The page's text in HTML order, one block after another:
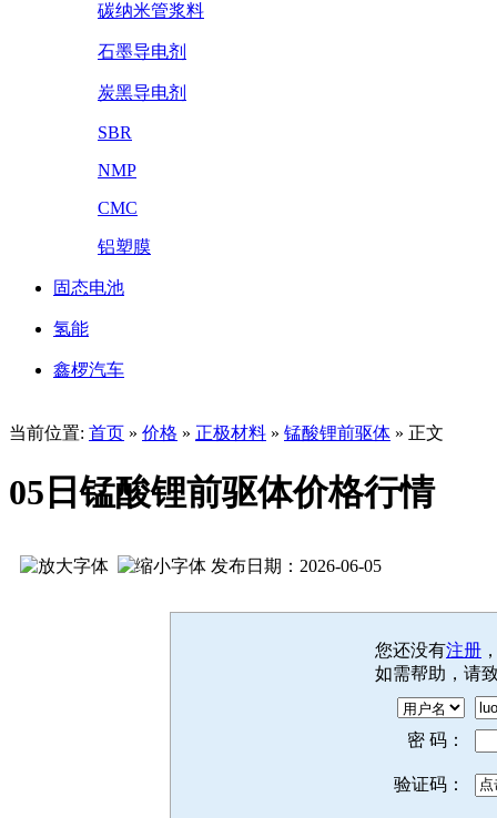
碳纳米管浆料
石墨导电剂
炭黑导电剂
SBR
NMP
CMC
铝塑膜
固态电池
氢能
鑫椤汽车
当前位置: 首页 » 价格 » 正极材料 » 锰酸锂前驱体 » 正文
05日锰酸锂前驱体价格行情
发布日期：2026-06-05
您还没有注册
如需帮助，请
密 码：
验证码：